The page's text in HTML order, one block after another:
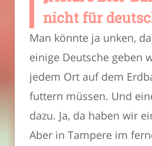
nicht für
Man könnte ja unken,
einige Deutsche geben
jedem Ort auf dem
futtern müssen. Und
dazu. Ja, da haben wir
Aber in Tampere im